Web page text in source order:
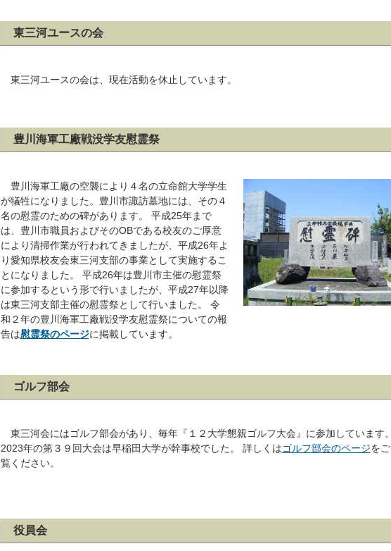
東三河ユースの会
東三河ユースの会は、現在活動を休止しています。
豊川海軍工廠戦没学友慰霊祭
豊川海軍工廠の空襲により４名の立命館大学学生
が犠牲になりました。豊川市諏訪墓地には、その４
名の慰霊のための碑があります。 平成25年まで
は、豊川市職員およびそのOBである校友のご厚意
により清掃作業が行われてきましたが、平成26年よ
り愛知県校友会東三河支部の事業として実施するこ
とになりました。 平成26年は豊川市主催の慰霊祭
に参加するという形で行いましたが、平成27年以降
は東三河支部主催の慰霊祭として行いました。 令
和２年の豊川海軍工廠戦没学友慰霊祭についての報
告は慰霊祭のページに掲載しています。
ゴルフ部会
東三河会にはゴルフ部会があり、毎年『１２大学懇親ゴルフ大会』に参加しています。
2023年の第３９回大会は早稲田大学が幹事校でした。 詳しくはゴルフ部会のページをご
覧ください。
役員会